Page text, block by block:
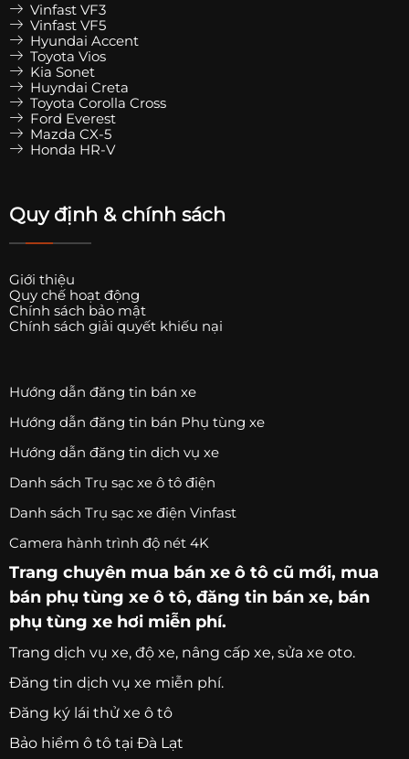
Vinfast VF3
Vinfast VF5
Hyundai Accent
Toyota Vios
Kia Sonet
Huyndai Creta
Toyota Corolla Cross
Ford Everest
Mazda CX-5
Honda HR-V
Quy định & chính sách
Giới thiệu
Quy chế hoạt động
Chính sách bảo mật
Chính sách giải quyết khiếu nại
Hướng dẫn đăng tin bán xe
Hướng dẫn đăng tin bán Phụ tùng xe
Hướng dẫn đăng tin dịch vụ xe
Danh sách Trụ sạc xe ô tô điện
Danh sách Trụ sạc xe điện Vinfast
Camera hành trình độ nét 4K
Trang chuyên mua bán xe ô tô cũ mới, mua
bán phụ tùng xe ô tô, đăng tin bán xe, bán
phụ tùng xe hơi miễn phí.
Trang dịch vụ xe, độ xe, nâng cấp xe, sửa xe oto.
Đăng tin dịch vụ xe miễn phí.
Đăng ký lái thử xe ô tô
Bảo hiểm ô tô tại Đà Lạt